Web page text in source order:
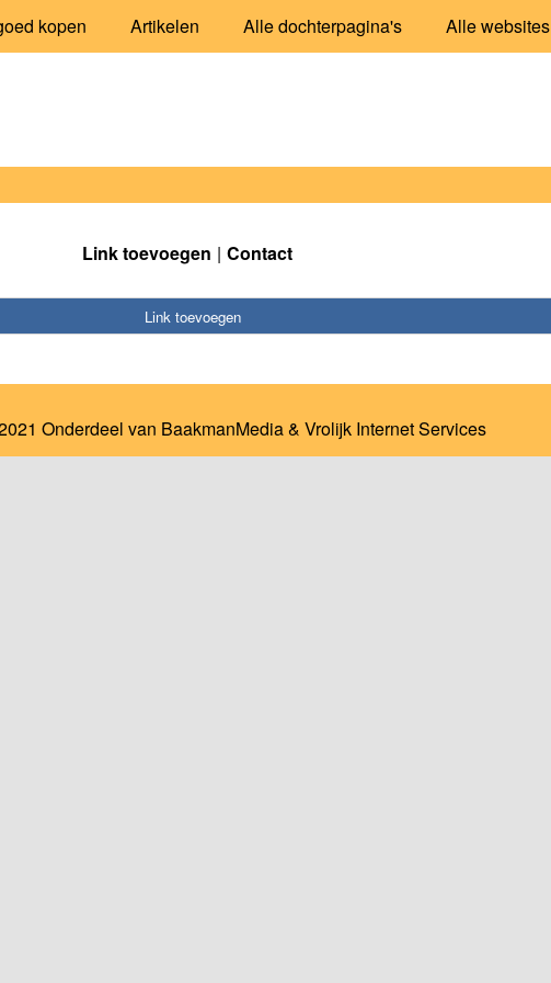
kopen Artikelen Alle dochterpagina's Alle websites
Link toevoegen Contact
Link toevoegen
Onderdeel van BaakmanMedia& Vrolijk Internet Services